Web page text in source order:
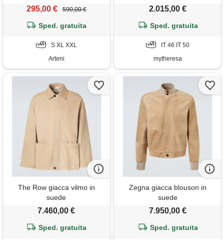
295,00 € 590,00 €
Sped. gratuita
S XL XXL
Arteni
2.015,00 €
Sped. gratuita
IT 46 IT 50
mytheresa
The Row giacca vilmo in
suede
7.460,00 €
Sped. gratuita
Zegna giacca blouson in
suede
7.950,00 €
Sped. gratuita